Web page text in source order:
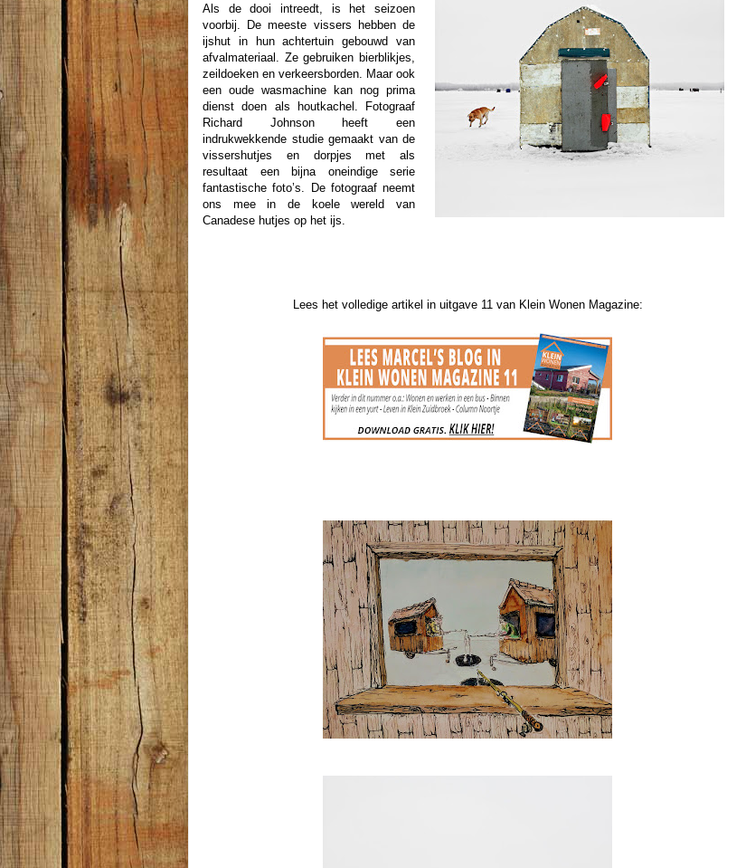
Als de dooi intreedt, is het seizoen
voorbij. De meeste vissers hebben de
ijshut in hun achtertuin gebouwd van
afvalmateriaal. Ze gebruiken bierblikjes,
zeildoeken en verkeersborden. Maar ook
een oude wasmachine kan nog prima
dienst doen als ​​houtkachel. Fotograaf
Richard Johnson heeft een
indrukwekkende studie gemaakt van de
vissershutjes en dorpjes met als
resultaat een bijna oneindige serie
fantastische foto’s. De fotograaf neemt
ons mee in de koele wereld van
Canadese hutjes op het ijs.
Lees het volledige artikel in uitgave 11 van Klein Wonen Magazine: